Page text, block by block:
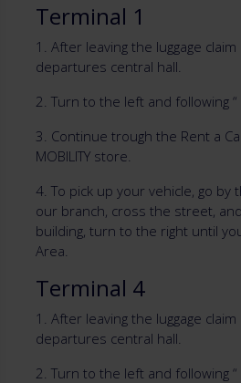
Terminal 1
1. After leaving the luggage
departures central hall.
2. Turn to the left and following “
3. Continue trough the Rent a
MOBILITY store.
4. To pick up your vehicle, go
our branch, cross the street,
building, turn to the right until
Area.
Terminal 4
1. After leaving the luggage
departures central hall.
2. Turn to the left and following “